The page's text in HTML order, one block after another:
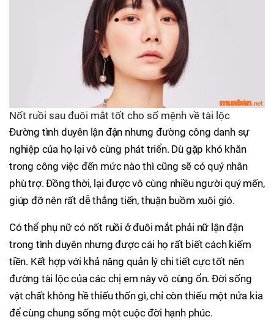
Nốt ruồi sau đuôi mắt tốt cho số mệnh về tài lộc
Đường tình duyên lận đận nhưng đường công danh sự
nghiệp của họ lại vô cùng phát triển. Dù gặp khó khăn
trong công việc đến mức nào thì cũng sẽ có quý nhân
phù trợ. Đồng thời, lại được vô cùng nhiều người quý mến,
giúp đỡ nên rất dễ thắng tiến, thuận buồm xuôi gió.
Có thể phụ nữ có nốt ruồi ở đuôi mắt phải nữ lận đận
trong tình duyên nhưng được cái họ rất biết cách kiếm
tiền. Kết hợp với khả năng quản lý chi tiết cực tốt nên
đường tài lộc của các chị em này vô cùng ổn. Đời sống
vật chất không hề thiếu thốn gì, chỉ còn thiếu một nửa kia
để cùng chung sống một cuộc đời hạnh phúc.